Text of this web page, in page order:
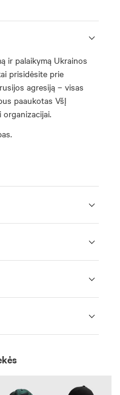
ir palaikymą Ukrainos
prisidėsite prie
agresiją – visas
paaukotas VšĮ